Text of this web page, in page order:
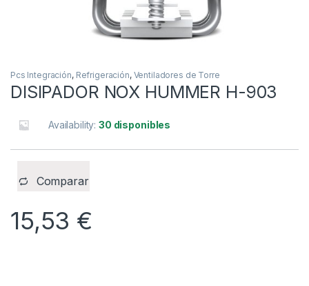
Pcs Integración, Refrigeración, Ventiladores de Torre
DISIPADOR NOX HUMMER H-903
Availability:30 disponibles
Comparar
15,53 €